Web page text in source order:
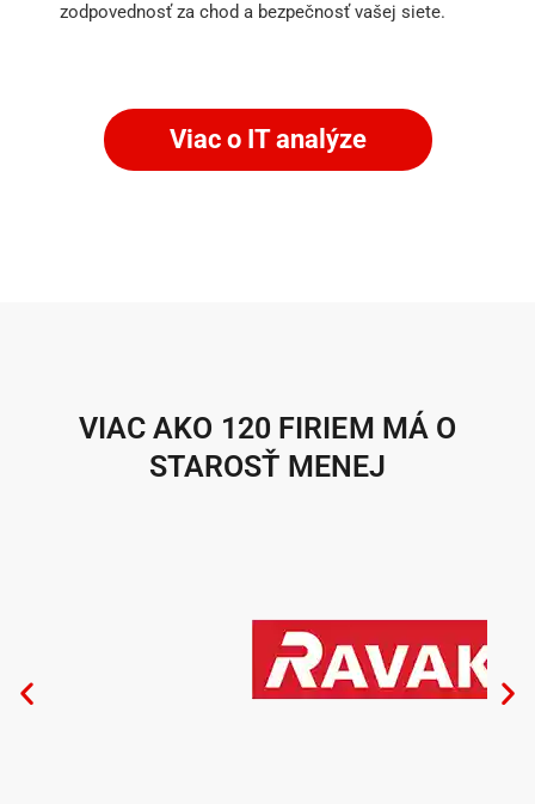
zodpovednosť za chod a bezpečnosť vašej siete.
Viac o IT analýze
VIAC AKO 120 FIRIEM MÁ O
STAROSŤ MENEJ